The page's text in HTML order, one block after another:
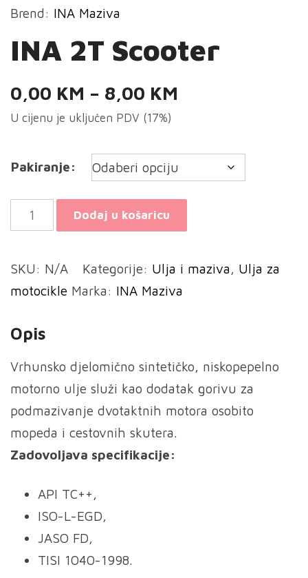
Brend: INA Maziva
INA 2T Scooter
0,00 KM – 8,00 KM
0,00 KM
do
8,00 KM
U cijenu je uključen PDV (17%)
Pakiranje:
INA
2T
količina
Dodaj u košaricu
SKU: N/A Kategorije: Ulja i maziva, Ulja za
motocikle Marka: INA Maziva
Opis
Vrhunsko djelomično sintetičko, niskopepelno
motorno ulje služi kao dodatak gorivu za
podmazivanje dvotaktnih motora osobito
mopeda i cestovnih skutera.
Zadovoljava specifikacije:
API TC++,
ISO-L-EGD,
JASO FD,
TISI 1040-1998.